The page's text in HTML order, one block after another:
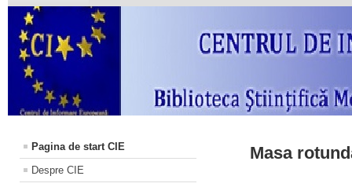
Pagina de start CIE
Despre CIE
Masa